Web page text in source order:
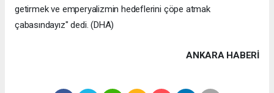
getirmek ve emperyalizmin hedeflerini çöpe atmak
çabasındayız" dedi. (DHA)
ANKARA HABERİ